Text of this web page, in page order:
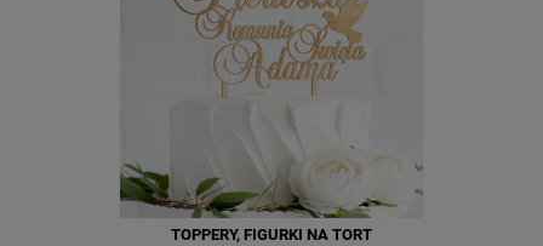
TOPPERY, FIGURKI NA TORT